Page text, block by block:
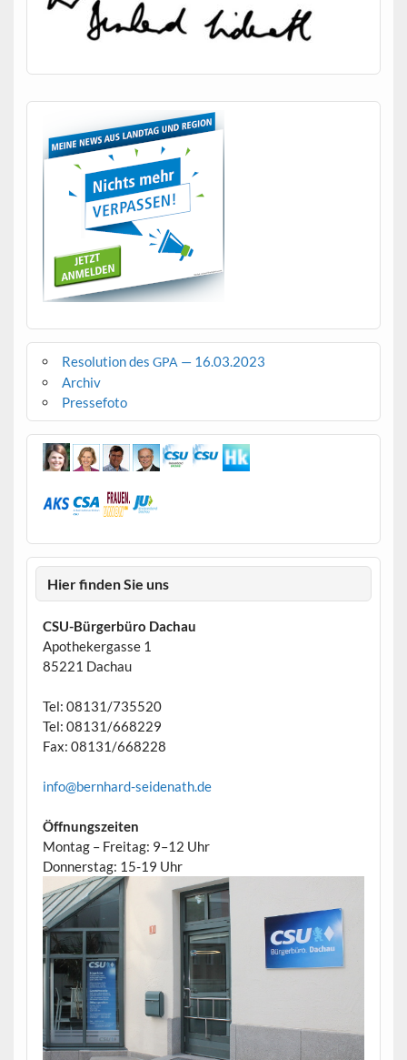
Resolution des GPA — 16.03.2023
Archiv
Pressefoto
Hier finden Sie uns
CSU-Bürgerbüro Dachau
Apothekergasse 1
85221 Dachau
Tel: 08131/735520
Tel: 08131/668229
Fax: 08131/668228
info@bernhard-seidenath.de
Öffnungszeiten
Montag – Freitag: 9–12 Uhr
Donnerstag: 15-19 Uhr